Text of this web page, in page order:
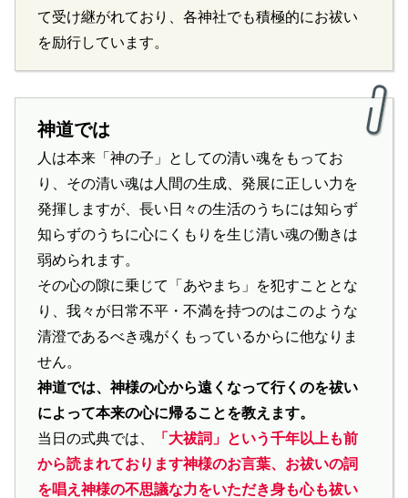
て受け継がれており、各神社でも積極的にお祓い
を励行しています。
神道では
人は本来「神の子」としての清い魂をもってお
り、その清い魂は人間の生成、発展に正しい力を
発揮しますが、長い日々の生活のうちには知らず
知らずのうちに心にくもりを生じ清い魂の働きは
弱められます。
その心の隙に乗じて「あやまち」を犯すこととな
り、我々が日常不平・不満を持つのはこのような
清澄であるべき魂がくもっているからに他なりま
せん。
神道では、神様の心から遠くなって行くのを祓い
によって本来の心に帰ることを教えます。
当日の式典では、
「大祓詞」という千年以上も前
から読まれております神様のお言葉、お祓いの詞
を唱え神様の不思議な力をいただき身も心も祓い